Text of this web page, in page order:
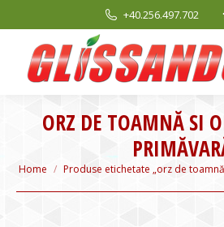
+40.256.497.702
ORZ DE TOAMNĂ SI
You are here:
Home Produse etichetate „orz de